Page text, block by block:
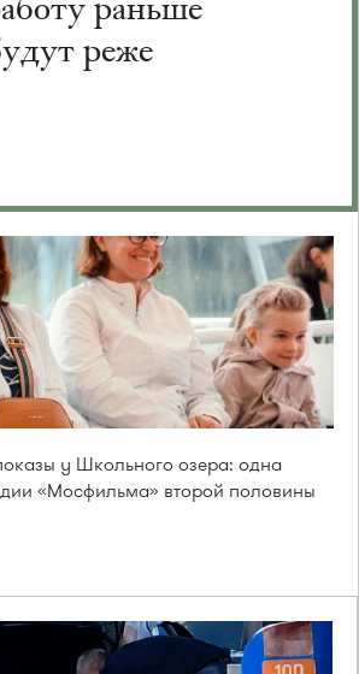
реже
у Школьного озера: одна
«Мосфильма» второй половины